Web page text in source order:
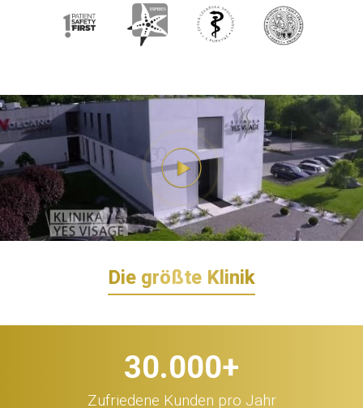
Die größte Klinik
30.000+
Zufriedene Kunden pro Jahr